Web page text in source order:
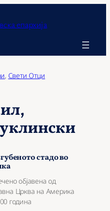
епархија
, Свети Отци
стадо во
објавена од
Црква на Америка
година